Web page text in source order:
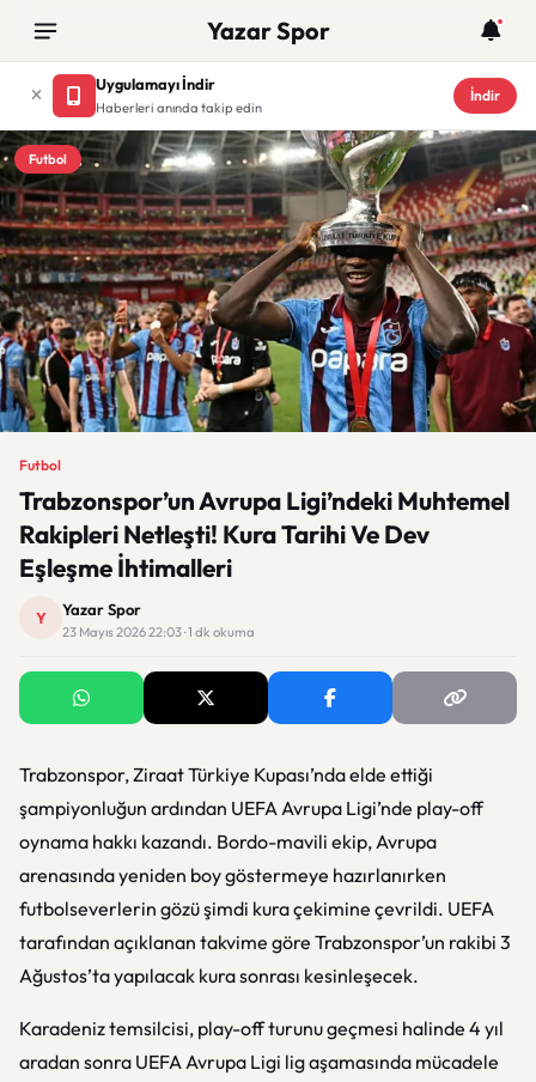
Yazar Spor
Uygulamayı İndir
Haberleri anında takip edin
İndir
Futbol
Futbol
Trabzonspor’un Avrupa Ligi’ndeki Muhtemel
Rakipleri Netleşti! Kura Tarihi Ve Dev
Eşleşme İhtimalleri
Y Yazar Spor
23 Mayıs 2026 22:03 · 1 dk okuma
Trabzonspor, Ziraat Türkiye Kupası’nda elde ettiği
şampiyonluğun ardından UEFA Avrupa Ligi’nde play-off
oynama hakkı kazandı. Bordo-mavili ekip, Avrupa
arenasında yeniden boy göstermeye hazırlanırken
futbolseverlerin gözü şimdi kura çekimine çevrildi. UEFA
tarafından açıklanan takvime göre Trabzonspor’un rakibi 3
Ağustos’ta yapılacak kura sonrası kesinleşecek.
Karadeniz temsilcisi, play-off turunu geçmesi halinde 4 yıl
aradan sonra UEFA Avrupa Ligi lig aşamasında mücadele